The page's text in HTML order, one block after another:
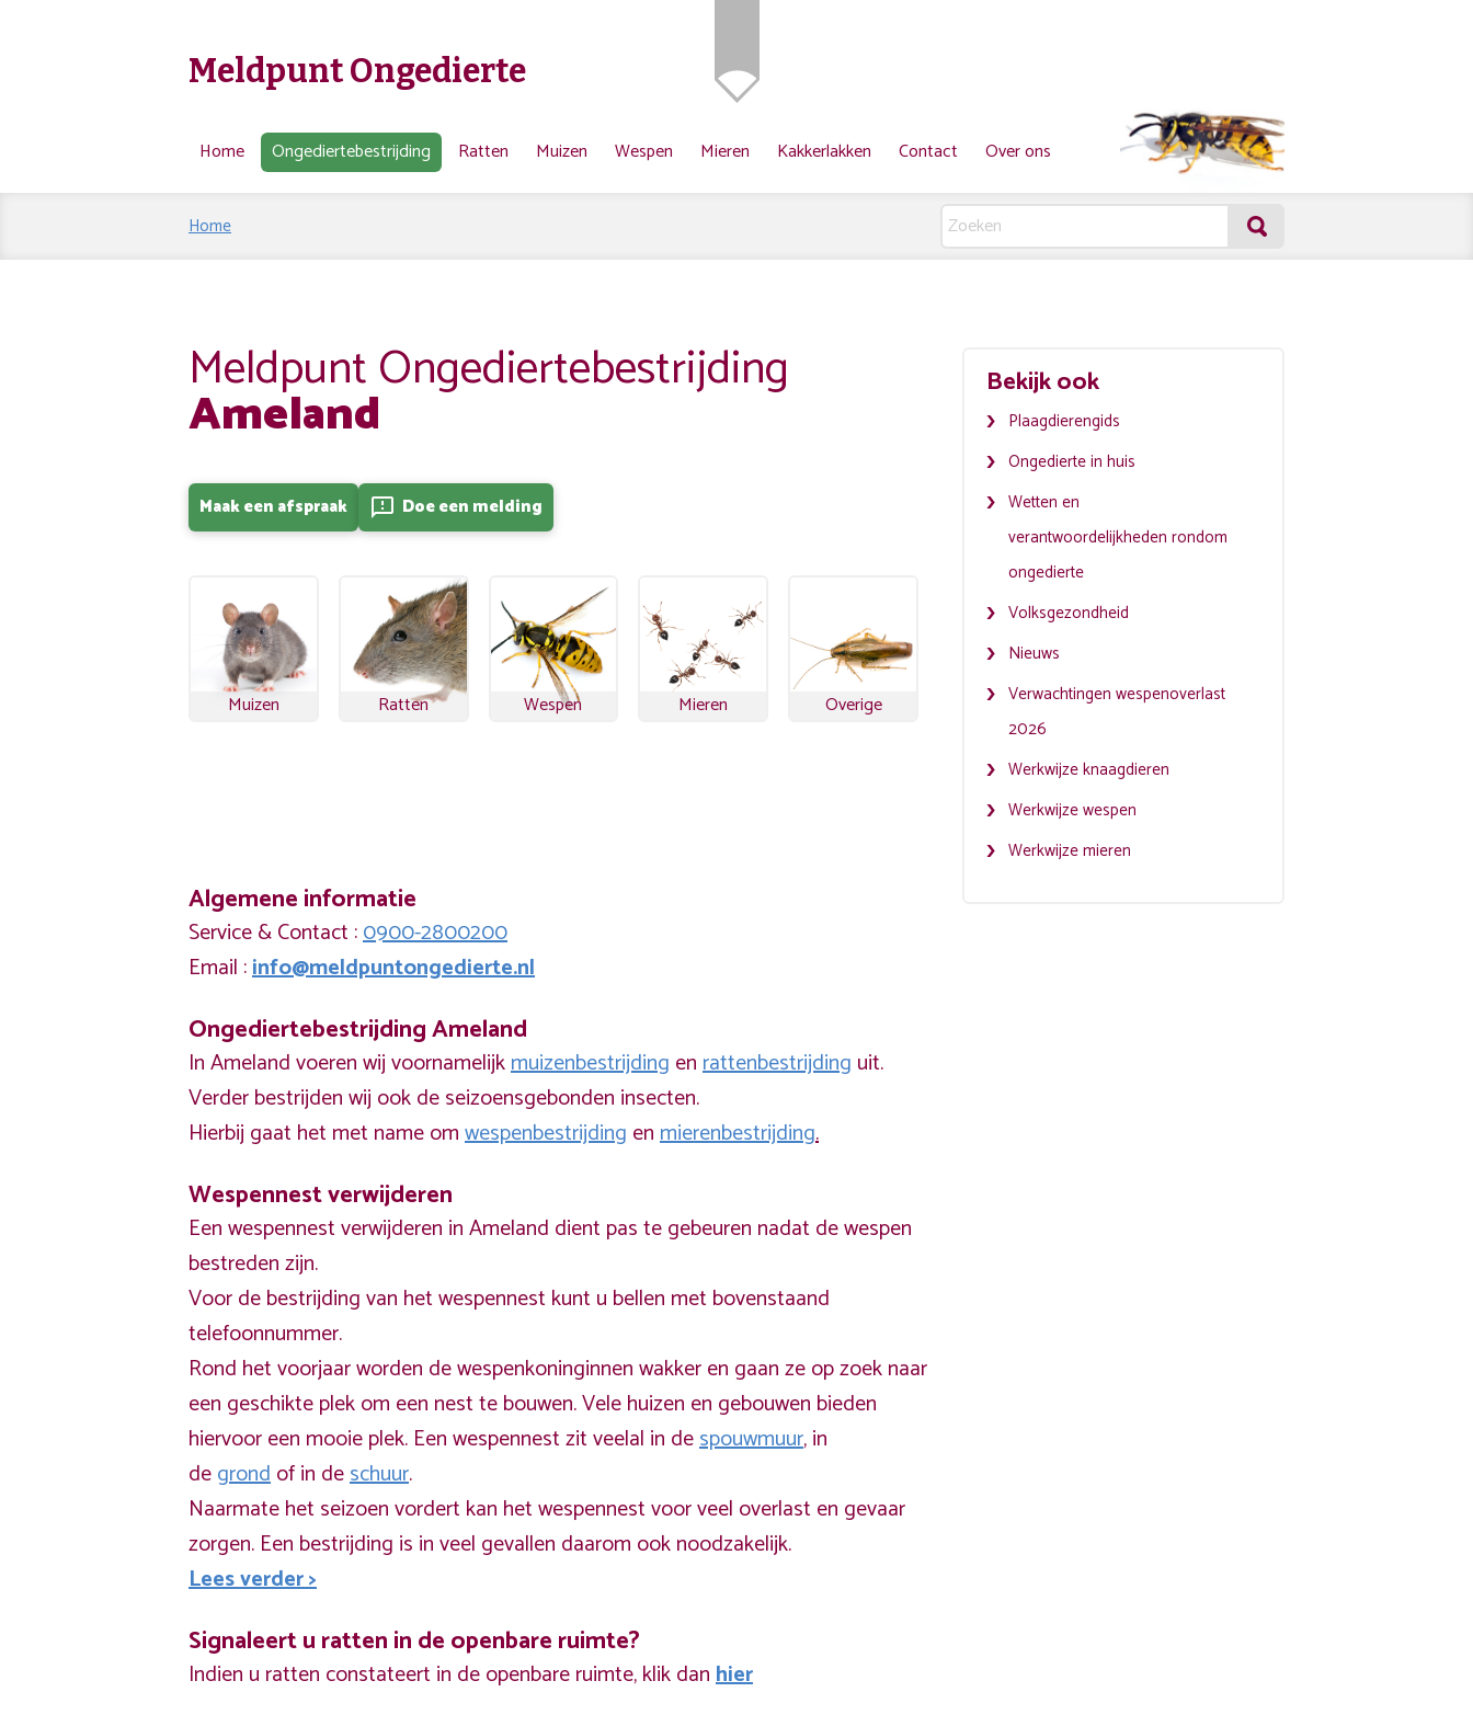
Meldpunt Ongedierte
Home Ongediertebestrijding Ratten Muizen Wespen Mieren Kakkerlakken Contact Over ons
Home
Meldpunt Ongediertebestrijding
Ameland
Maak een afspraak feedback Doe een melding
Muizen Ratten Wespen Mieren Overige
Algemene informatie
Service & Contact :0900-2800200
Email :info@meldpuntongedierte.nl
Ongediertebestrijding Ameland
In Ameland voeren wij voornamelijkmuizenbestrijding enrattenbestrijding uit.
Verder bestrijden wij ook de seizoensgebonden insecten.
Hierbij gaat het met name omwespenbestrijding enmierenbestrijding.
Wespennest verwijderen
Een wespennest verwijderen in Ameland dient pas te gebeuren nadat de wespen
bestreden zijn.
Voor de bestrijding van het wespennest kunt u bellen met bovenstaand
telefoonnummer.
Rond het voorjaar worden de wespenkoninginnen wakker en gaan ze op zoek naar
een geschikte plek om een nest te bouwen. Vele huizen en gebouwen bieden
hiervoor een mooie plek. Een wespennest zit veelal in despouwmuur, in
degrondof in deschuur.
Naarmate het seizoen vordert kan het wespennest voor veel overlast en gevaar
zorgen. Een bestrijding is in veel gevallen daarom ook noodzakelijk.
Lees verder >
Signaleert u ratten in de openbare ruimte?
Indien u ratten constateert in de openbare ruimte, klik danhier
Bekijk ook
Plaagdierengids
Ongedierte in huis
Wetten en
verantwoordelijkheden rondom
ongedierte
Volksgezondheid
Nieuws
Verwachtingen wespenoverlast
2026
Werkwijze knaagdieren
Werkwijze wespen
Werkwijze mieren